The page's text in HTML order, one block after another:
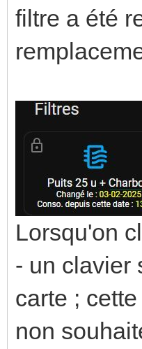
filtre a été
Lorsqu'on
- un clavier
carte ;
non